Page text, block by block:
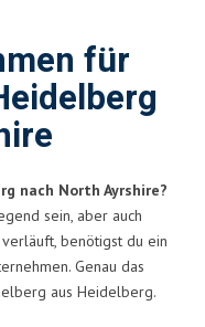
für
nach North Ayrshire?
sein, aber auch
benötigst du ein
Genau das
aus Heidelberg.